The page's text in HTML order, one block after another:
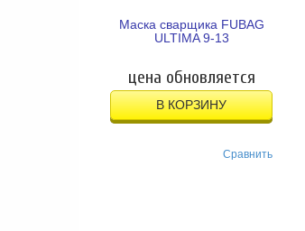
Маска сварщика FUBAG
ULTIMA 9-13
цена обновляется
В КОРЗИНУ
Сравнить